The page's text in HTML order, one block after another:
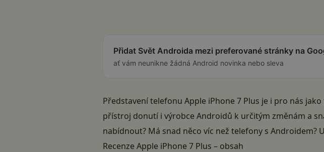
Přidat Svět Androida mezi preferované stránky na
ať vám neunikne žádná Android novinka nebo sleva
Představení telefonu Apple iPhone 7 Plus je i pro nás
přístroj donutí i výrobce Androidů k určitým změnám a
nabídnout? Má snad něco víc než telefony s Androidem?
Recenze Apple iPhone 7 Plus – obsah